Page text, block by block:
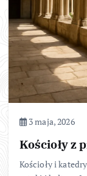
3 maja, 2026
Kościoły z
Kościoły i